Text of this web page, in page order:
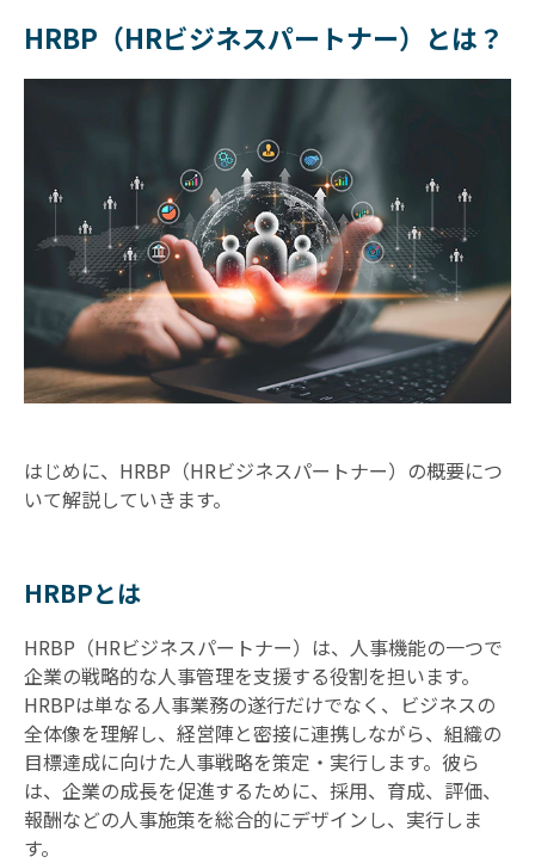
HRBP（HRビジネスパートナー）とは？
はじめに、HRBP（HRビジネスパートナー）の概要につ
いて解説していきます。
HRBPとは
HRBP（HRビジネスパートナー）は、人事機能の一つで
企業の戦略的な人事管理を支援する役割を担います。
HRBPは単なる人事業務の遂行だけでなく、ビジネスの
全体像を理解し、経営陣と密接に連携しながら、組織の
目標達成に向けた人事戦略を策定・実行します。彼ら
は、企業の成長を促進するために、採用、育成、評価、
報酬などの人事施策を総合的にデザインし、実行しま
す。